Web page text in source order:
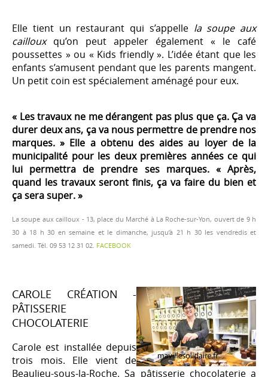
Elle tient un restaurant qui s’appelle la soupe aux
caillouxqu’on peut appeler également « le café
poussettes » ou « Kids friendly ». L’idée étant que les
enfants s’amusent pendant que les parents mangent.
Un petit coin est spécialement aménagé pour eux.
« Les travaux ne me dérangent pas plus que ça. Ça va
durer deux ans, ça va nous permettre de prendre nos
marques. » Elle a obtenu des aides au loyer de la
municipalité pour les deux premières années ce qui
lui permettra de prendre ses marques. « Après,
quand les travaux seront finis, ça va faire du bien et
ça sera super. »
La soupe aux cailloux - 13, place du Marché à La Roche-sur-Yon, ouvert de 9 h
30 à 18 h 30 en semaine et le dimanche, jusqu’à 21 h 30 les vendredis et
samedi. Tél. 09 53 12 31 02. FACEBOOK
CAROLE CRÉATION -
PÂTISSERIE
CHOCOLATERIE
Carole est installée depuis
trois mois. Elle vient de
Beaulieu-sous-la-Roche. Sa pâtisserie chocolaterie a